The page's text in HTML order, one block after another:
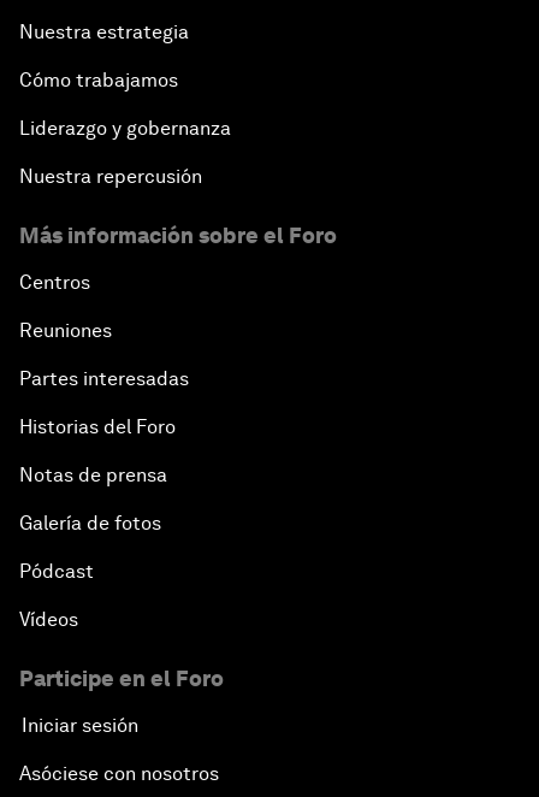
Nuestra estrategia
Cómo trabajamos
Liderazgo y gobernanza
Nuestra repercusión
Más información sobre el Foro
Centros
Reuniones
Partes interesadas
Historias del Foro
Notas de prensa
Galería de fotos
Pódcast
Vídeos
Participe en el Foro
Iniciar sesión
Asóciese con nosotros